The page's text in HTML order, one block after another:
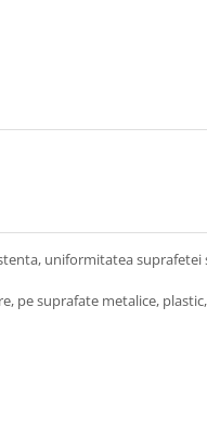
uniformitatea suprafetei
pe suprafate metalice,